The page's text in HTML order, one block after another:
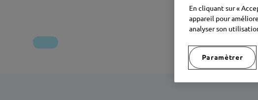
En cliquant sur «
appareil pour
analyser son
Paramètrer